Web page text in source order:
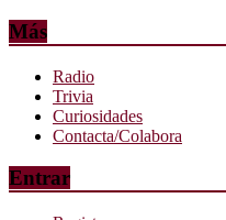
Más
Radio
Trivia
Curiosidades
Contacta/Colabora
Entrar